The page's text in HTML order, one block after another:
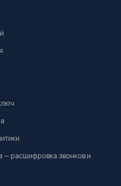
— расшифровка звонков и